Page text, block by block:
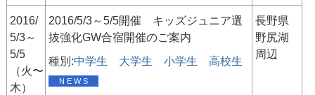
2016/
5/3～
5/5
（火〜
木）
2016/5/3～5/5開催 キッズジュニア選
抜強化GW合宿開催のご案内
種別:中学生 大学生 小学生 高校生
N E W S
長野県
野尻湖
周辺